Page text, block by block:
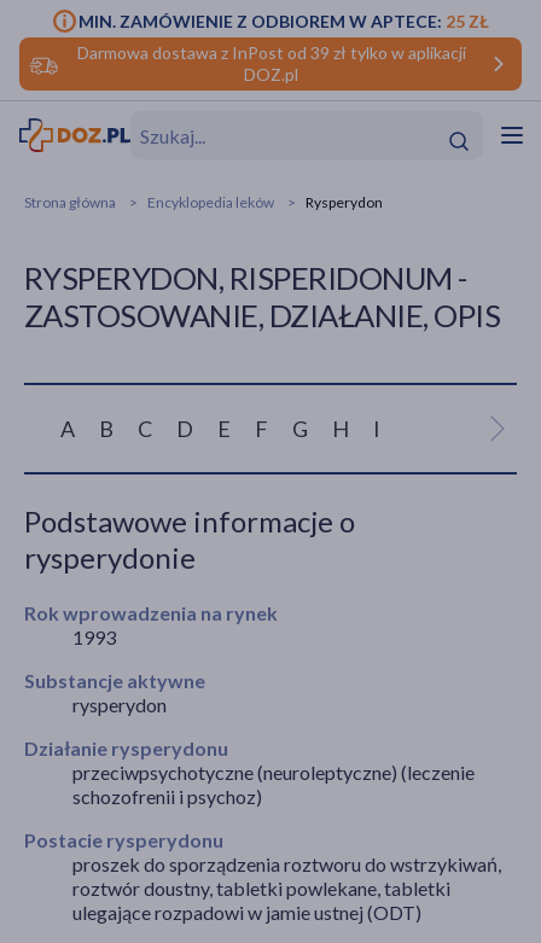
Darmowa dostawa z InPost od 39 zł tylko w aplikacji
DOZ.pl
MIN. ZAMÓWIENIE Z ODBIOREM W APTECE: 25 ZŁ
Hit
makijażu
Hit
Strona główna Encyklopedia leków Rysperydon
RYSPERYDON, RISPERIDONUM -
ZASTOSOWANIE, DZIAŁANIE, OPIS
A B C D E F G H I
Podstawowe informacje o
rysperydonie
Rok wprowadzenia na rynek
1993
Substancje aktywne
rysperydon
Działanie rysperydonu
przeciwpsychotyczne (neuroleptyczne) (leczenie
schozofrenii i psychoz)
Postacie rysperydonu
proszek do sporządzenia roztworu do wstrzykiwań,
roztwór doustny, tabletki powlekane, tabletki
ulegające rozpadowi w jamie ustnej (ODT)